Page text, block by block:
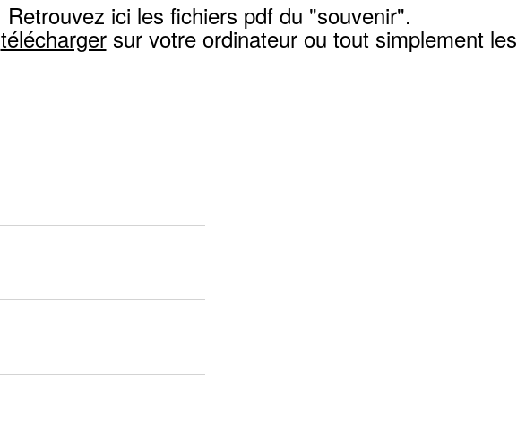
Retrouvez ici les fichiers pdf du "souvenir".
téléchargersur votre ordinateur ou tout simplement les